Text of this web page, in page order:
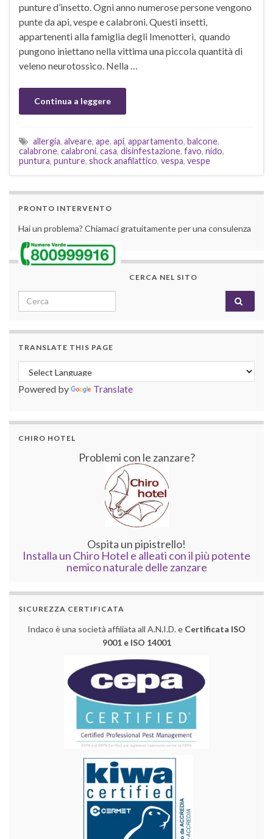
punture d’insetto. Ogni anno numerose persone vengono
punte da api, vespe e calabroni. Questi insetti,
appartenenti alla famiglia degli Imenotteri, quando
pungono iniettano nella vittima una piccola quantità di
veleno neurotossico. Nella …
Continua a leggere
allergia, alveare, ape, api, appartamento, balcone,
calabrone, calabroni, casa, disinfestazione, favo, nido,
puntura, punture, shock anafilattico, vespa, vespe
PRONTO INTERVENTO
Hai un problema? Chiamaci gratuitamente per una consulenza
CERCA NEL SITO
Search for:
TRANSLATE THIS PAGE
Powered by Translate
CHIRO HOTEL
Problemi con le zanzare?
Ospita un pipistrello!
Installa un Chiro Hotel e alleati con il più potente
nemico naturale delle zanzare
SICUREZZA CERTIFICATA
Indaco è una società affiliata all A.N.I.D. e Certificata ISO
9001 e ISO 14001